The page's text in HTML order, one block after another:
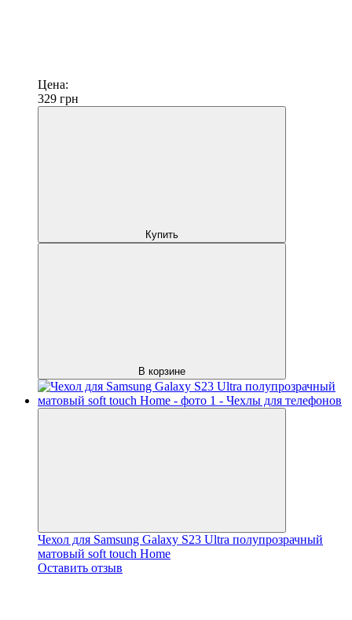
Цена:
329 грн
Купить
В корзине
Чехол для Samsung Galaxy S23 Ultra полупрозрачный
матовый soft touch Home
Оставить отзыв